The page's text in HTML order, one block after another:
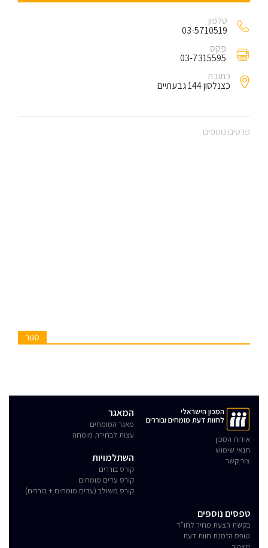
טלפון
03-5710519
פקס
03-7315595
כתובת
כצנלסון 144 גבעתיים
פרטים נוספים
סגור
המכון הישראלי
לחוות דעת מומחים ובוררים
אודות המכון
תנאי שימוש
צור קשר
המאגר
מאגר המומחים
עצות לבחירת מומחה
השתלמויות
קורס בוררים
קורס עדים מומחים
קורס משולב (עדים מומחים + בוררים)
טפסים נוספים
בקשת הצעת מחיר לחו"ד
טופס הזמנת חוות דעת